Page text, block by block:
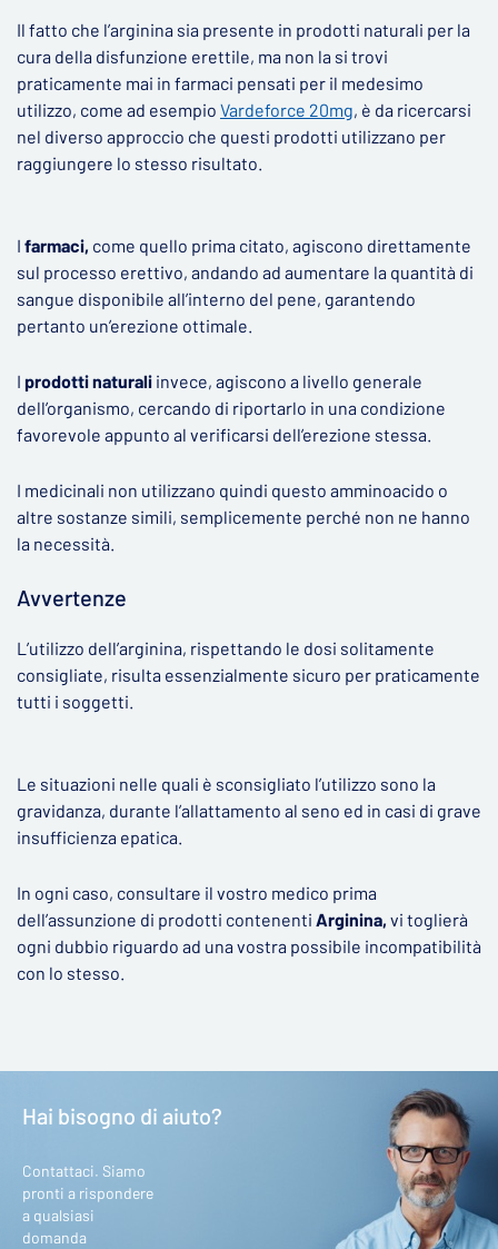
Il fatto che l’arginina sia presente in prodotti naturali per la
cura della disfunzione erettile, ma non la si trovi
praticamente mai in farmaci pensati per il medesimo
utilizzo, come ad esempio Vardeforce 20mg, è da ricercarsi
nel diverso approccio che questi prodotti utilizzano per
raggiungere lo stesso risultato.
I farmaci, come quello prima citato, agiscono direttamente
sul processo erettivo, andando ad aumentare la quantità di
sangue disponibile all’interno del pene, garantendo
pertanto un’erezione ottimale.
I prodotti naturali invece, agiscono a livello generale
dell’organismo, cercando di riportarlo in una condizione
favorevole appunto al verificarsi dell’erezione stessa.
I medicinali non utilizzano quindi questo amminoacido o
altre sostanze simili, semplicemente perché non ne hanno
la necessità.
Avvertenze
L’utilizzo dell’arginina, rispettando le dosi solitamente
consigliate, risulta essenzialmente sicuro per praticamente
tutti i soggetti.
Le situazioni nelle quali è sconsigliato l’utilizzo sono la
gravidanza, durante l’allattamento al seno ed in casi di grave
insufficienza epatica.
In ogni caso, consultare il vostro medico prima
dell’assunzione di prodotti contenenti Arginina, vi toglierà
ogni dubbio riguardo ad una vostra possibile incompatibilità
con lo stesso.
Hai bisogno di aiuto?
Contattaci. Siamo
pronti a rispondere
a qualsiasi
domanda